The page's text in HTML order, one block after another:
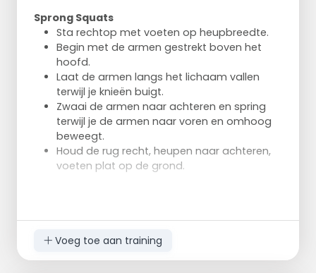
Sprong Squats
Sta rechtop met voeten op heupbreedte.
Begin met de armen gestrekt boven het
hoofd.
Laat de armen langs het lichaam vallen
terwijl je knieën buigt.
Zwaai de armen naar achteren en spring
terwijl je de armen naar voren en omhoog
beweegt.
Houd de rug recht, heupen naar achteren,
voeten plat op de grond.
uit elkaar.
Zet het rechterbeen recht vooruit en buig
de knie 90 graden. Linkerknie dicht bij de
Voeg toe aan training